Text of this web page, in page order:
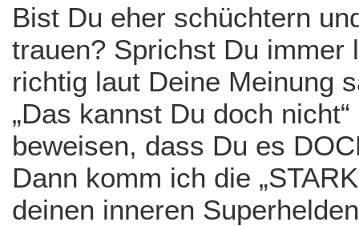
Bist Du eher schüchtern
trauen? Sprichst Du immer
richtig laut Deine Meinung
„Das kannst Du doch
beweisen, dass Du es
Dann komm ich die
deinen inneren